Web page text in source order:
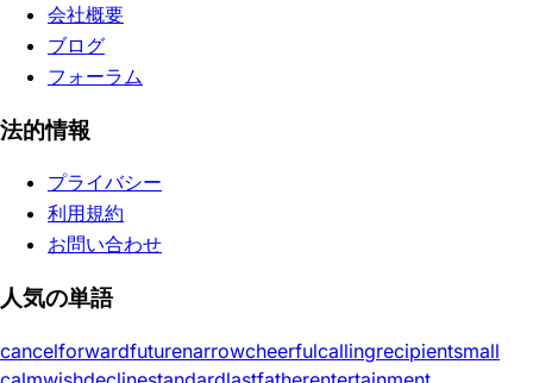
会社概要
ブログ
フォーラム
法的情報
プライバシー
利用規約
お問い合わせ
人気の単語
cancelforwardfuturenarrowcheerfulcallingrecipientsmall